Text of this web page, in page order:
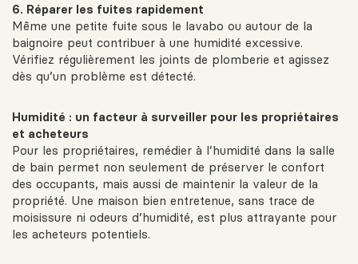
6. Réparer les fuites rapidement
Même une petite fuite sous le lavabo ou autour de la
baignoire peut contribuer à une humidité excessive.
Vérifiez régulièrement les joints de plomberie et agissez
dès qu’un problème est détecté.
Humidité : un facteur à surveiller pour les propriétaires
et acheteurs
Pour les propriétaires, remédier à l’humidité dans la salle
de bain permet non seulement de préserver le confort
des occupants, mais aussi de maintenir la valeur de la
propriété. Une maison bien entretenue, sans trace de
moisissure ni odeurs d’humidité, est plus attrayante pour
les acheteurs potentiels.